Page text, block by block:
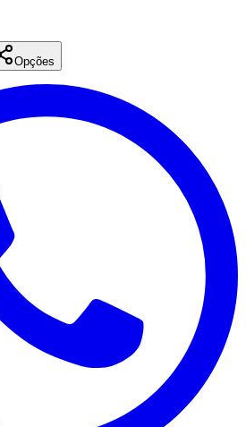
direto no celular. Grátis e